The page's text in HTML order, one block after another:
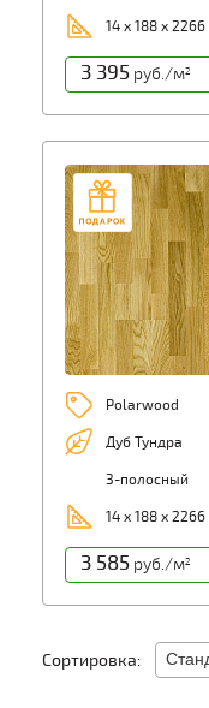
14 х 188 х 2266
3 395руб./м2
Polarwood
Дуб Тундра
3-полосный
14 х 188 х 2266
3 585руб./м2
Сортировка: